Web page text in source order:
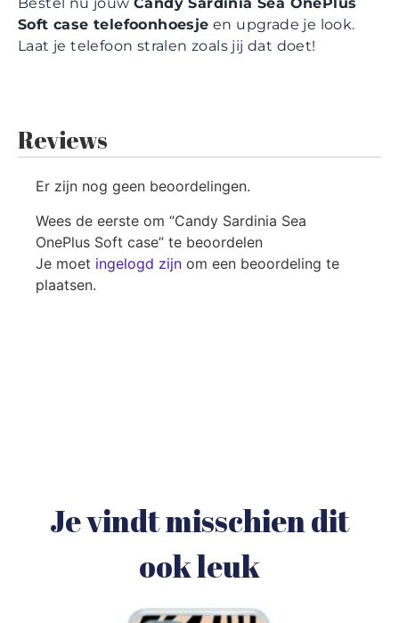
Soft case telefoonhoesje en upgrade je look.
Laat je telefoon stralen zoals jij dat doet!
Reviews
Er zijn nog geen beoordelingen.
Wees de eerste om “Candy Sardinia Sea
OnePlus Soft case” te beoordelen
Je moet ingelogd zijn om een beoordeling te
plaatsen.
Je vindt misschien dit
ook leuk